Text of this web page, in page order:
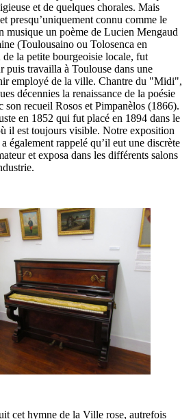
et de quelques chorales. Mais
presqu’uniquement connu comme le
musique un poème de Lucien Mengaud
(Toulousaino ou Tolosenca en
la petite bourgeoisie locale, fut
puis travailla à Toulouse dans une
employé de la ville. Chantre du "Midi",
décennies la renaissance de la poésie
son recueil Rosos et Pimpanèlos (1866).
en 1852 qui fut placé en 1894 dans le
il est toujours visible. Notre exposition
également rappelé qu’il eut une discrète
et exposa dans les différents salons
cet hymne de la Ville rose, autrefois